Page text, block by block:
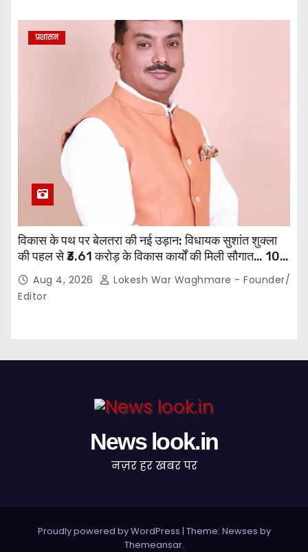
प्रशासन
विकास के पथ पर बेलतरा की नई उड़ान: विधायक सुशांत शुक्ला
की पहल से ₹3.61 करोड़ के विकास कार्यों की मिली सौगात… 10
गांवों में बनेंगे सामुदायिक भवन,, 11 स्थानों पर सीसी रोड निर्माण को
मिली प्रशासनिक स्वीकृति…
Aug 4, 2026
Lokesh War Waghmare - Founder/
Editor
News look.in
नज़र हर खबर पर
Proudly powered by WordPress | Theme: Newses by
Themeansar.